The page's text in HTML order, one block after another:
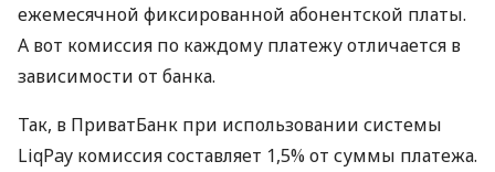
ежемесячной фиксированной абонентской платы.
А вот комиссия по каждому платежу отличается в
зависимости от банка.
Так, в ПриватБанк при использовании системы
LiqPay комиссия составляет 1,5% от суммы платежа.